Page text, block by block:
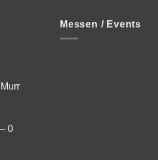
0
Messen / Events